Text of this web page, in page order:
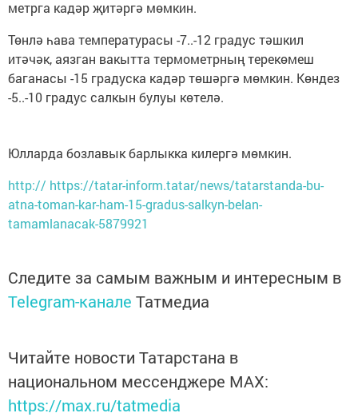
метрга кадәр җитәргә мөмкин.
Төнлә һава температурасы -7..-12 градус тәшкил
итәчәк, аязган вакытта термометрның терекөмеш
баганасы -15 градуска кадәр төшәргә мөмкин. Көндез
-5..-10 градус салкын булуы көтелә.
Юлларда бозлавык барлыкка килергә мөмкин.
http:// https://tatar-inform.tatar/news/tatarstanda-bu-
atna-toman-kar-ham-15-gradus-salkyn-belan-
tamamlanacak-5879921
Следите за самым важным и интересным в
Telegram-канале Татмедиа
Читайте новости Татарстана в
национальном мессенджере MАХ:
https://max.ru/tatmedia